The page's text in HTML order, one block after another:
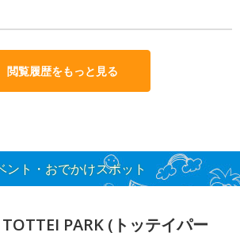
閲覧履歴をもっと見る
ント・おでかけスポット
TOTTEI PARK (トッテイパー